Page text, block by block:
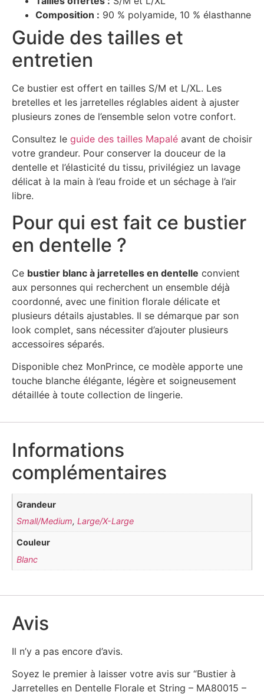
Composition : 90 % polyamide, 10 % élasthanne
Guide des tailles et
entretien
Ce bustier est offert en tailles S/M et L/XL. Les
bretelles et les jarretelles réglables aident à ajuster
plusieurs zones de l’ensemble selon votre confort.
Consultez le guide des tailles Mapalé avant de choisir
votre grandeur. Pour conserver la douceur de la
dentelle et l’élasticité du tissu, privilégiez un lavage
délicat à la main à l’eau froide et un séchage à l’air
libre.
Pour qui est fait ce bustier
en dentelle ?
Ce bustier blanc à jarretelles en dentelle convient
aux personnes qui recherchent un ensemble déjà
coordonné, avec une finition florale délicate et
plusieurs détails ajustables. Il se démarque par son
look complet, sans nécessiter d’ajouter plusieurs
accessoires séparés.
Disponible chez MonPrince, ce modèle apporte une
touche blanche élégante, légère et soigneusement
détaillée à toute collection de lingerie.
Informations
complémentaires
Grandeur
Small/Medium,Large/X-Large
Couleur
Blanc
Avis
Il n’y a pas encore d’avis.
Soyez le premier à laisser votre avis sur “Bustier à
Jarretelles en Dentelle Florale et String – MA80015 –